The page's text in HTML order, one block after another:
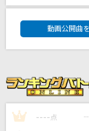
残酷な天使のテ
Mrs. GREEN APPLE
愛のうた
DAM★
動画公開曲
1 ---- 点